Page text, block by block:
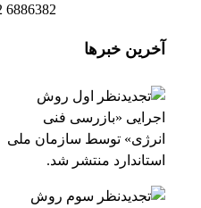
6886382 912 (98+)
آخرین خبرها